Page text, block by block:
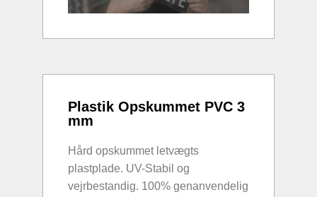
Plastik Opskummet PVC 3
mm
Hård opskummet letvægts
plastplade. UV-Stabil og
vejrbestandig. 100% genanvendelig